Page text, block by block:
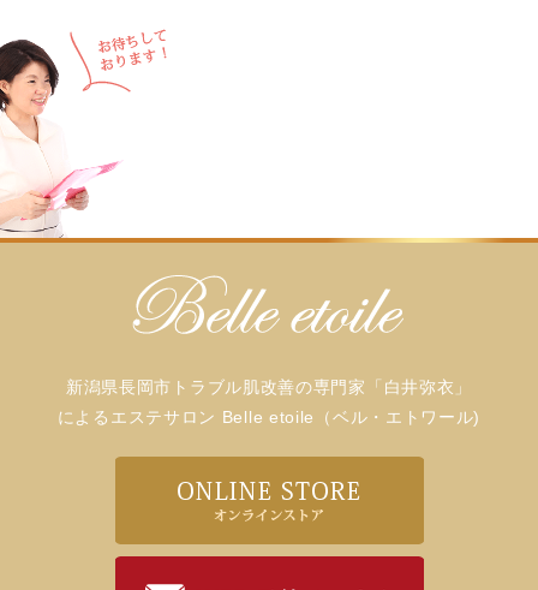
新潟県長岡市トラブル肌改善の専門家「白井弥衣」
によるエステサロン Belle etoile（ベル・エトワール)